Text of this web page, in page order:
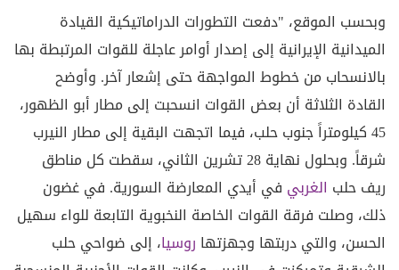
وبحسب الموقع، "دفعت التطورات الدراماتيكية القيادة
الميدانية الإيرانية إلى إصدار أوامر عاجلة للقوات المرتبطة بها
بالانسحاب من خطوط المواجهة حتى إشعار آخر. وأوضح
القادة الثلاثة أن بعض القوات انسحبت إلى مطار أبو الظهور،
45 كيلومتراً جنوب حلب، فيما اتجهت البقية إلى مطار النيرب
شرقاً. وبحلول نهاية 28 تشرين الثاني، سقطت كل مناطق
ريف حلب الغربي في أيدي المعارضة السورية. في غضون
ذلك، وصلت فرقة القوات الخاصة النخبوية التابعة للواء سهيل
الحسن، والتي دربتها وجهزتها روسيا، إلى ضواحي حلب